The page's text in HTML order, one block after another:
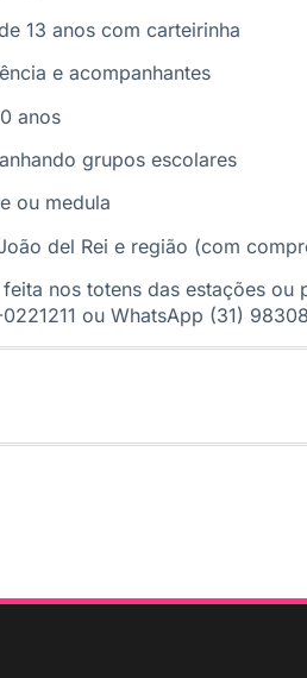
13 anos com carteirinha
e acompanhantes
anos
grupos escolares
ou medula
del Rei e região (com
nos totens das estações
ou WhatsApp (31)